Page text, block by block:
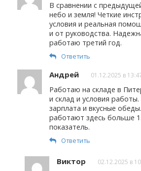
В сравнении с
небо и земля! Четкие
условия и реальная
и от руководства.
работаю третий год.
Ответить
Андрей 01.12.2025 в
Работаю на складе в
и склад и условия
зарплата и вкусные
работают здесь больше
показатель.
Ответить
Виктор 02.12.2025 в